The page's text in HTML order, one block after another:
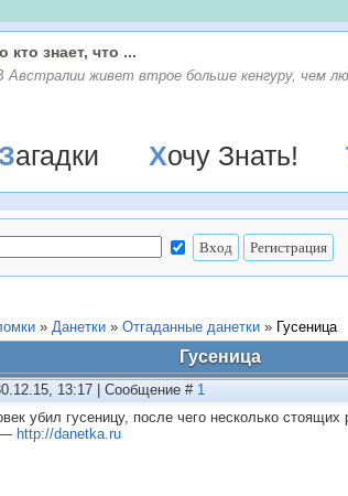
кто знает, что ...
Австралии живет втрое больше кенгуру, чем
Загадки Хочу Знать!
» Данетки » Отгаданные данетки » Гусеница
Гусеница
13:17 | Сообщение # 1
убил гусеницу, после чего несколько
— http://danetka.ru